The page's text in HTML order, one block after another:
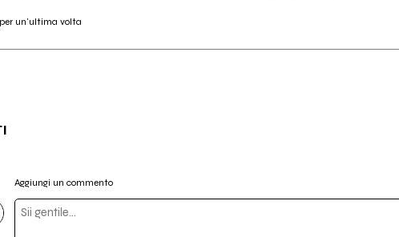
per un'ultima volta
Aggiungi un commento